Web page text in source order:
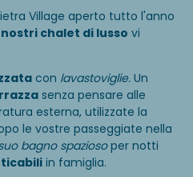
Village aperto tutto l'anno
nostri chalet di lusso vi
con lavastoviglie. Un
senza pensare alle
esterna, utilizzate la
le vostre passeggiate nella
bagno spaziosoper notti
in famiglia.